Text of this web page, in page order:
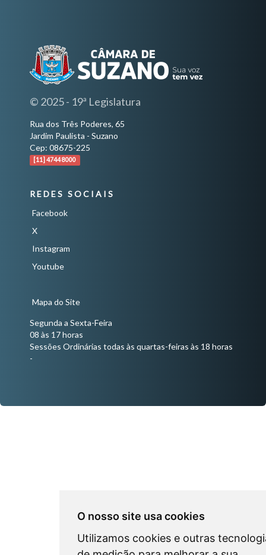
O nosso site usa cookies
Utilizamos cookies e outras
© 2025 - 19ª Legislatura
Rua dos Três Poderes, 65
Jardim Paulista - Suzano
Cep: 08675-225
[11] 4744 8000
REDES SOCIAIS
Facebook
X
Instagram
Youtube
Mapa do Site
Segunda a Sexta-Feira
08 às 17 horas
Sessões Ordinárias todas às quartas-feiras às 18 horas
-